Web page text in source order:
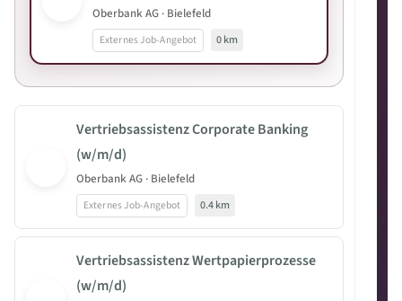
Oberbank AG · Bielefeld
Externes Job-Angebot 0 km
Vertriebsassistenz Corporate Banking
(w/m/d)
Oberbank AG · Bielefeld
Externes Job-Angebot 0.4 km
Vertriebsassistenz Wertpapierprozesse
(w/m/d)